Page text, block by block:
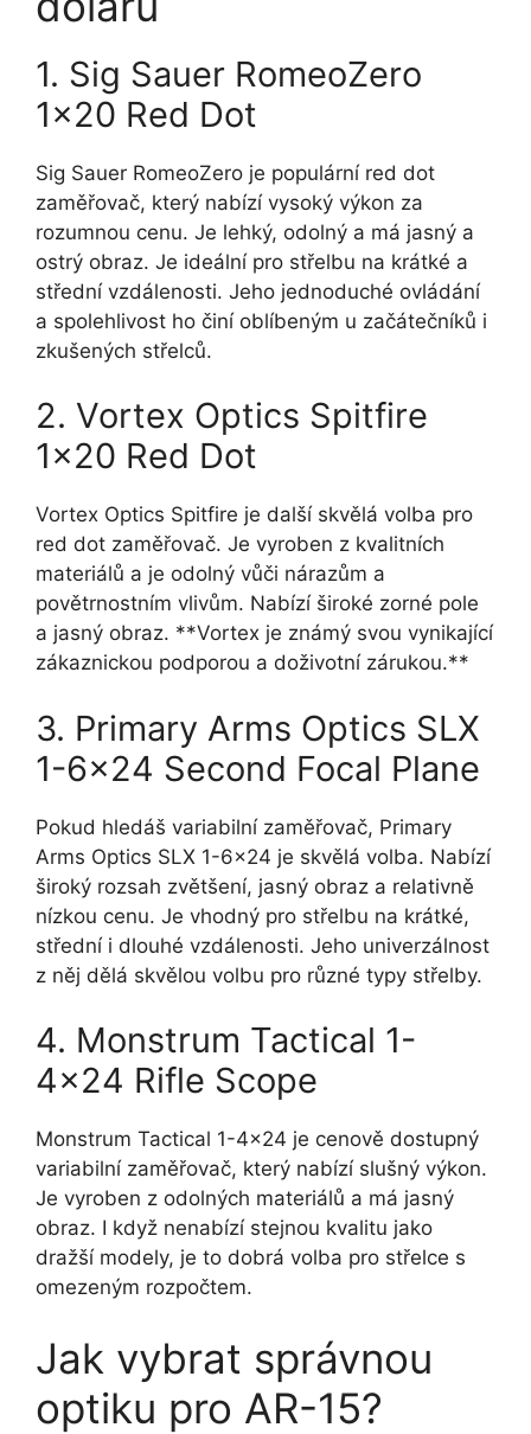
1. Sig Sauer RomeoZero
1×20 Red Dot
Sig Sauer RomeoZero je populární red dot
zaměřovač, který nabízí vysoký výkon za
rozumnou cenu. Je lehký, odolný a má jasný a
ostrý obraz. Je ideální pro střelbu na krátké a
střední vzdálenosti. Jeho jednoduché ovládání
a spolehlivost ho činí oblíbeným u začátečníků i
zkušených střelců.
2. Vortex Optics Spitfire
1×20 Red Dot
Vortex Optics Spitfire je další skvělá volba pro
red dot zaměřovač. Je vyroben z kvalitních
materiálů a je odolný vůči nárazům a
povětrnostním vlivům. Nabízí široké zorné pole
a jasný obraz. **Vortex je známý svou vynikající
zákaznickou podporou a doživotní zárukou.**
3. Primary Arms Optics SLX
1-6×24 Second Focal Plane
Pokud hledáš variabilní zaměřovač, Primary
Arms Optics SLX 1-6×24 je skvělá volba. Nabízí
široký rozsah zvětšení, jasný obraz a relativně
nízkou cenu. Je vhodný pro střelbu na krátké,
střední i dlouhé vzdálenosti. Jeho univerzálnost
z něj dělá skvělou volbu pro různé typy střelby.
4. Monstrum Tactical 1-
4×24 Rifle Scope
Monstrum Tactical 1-4×24 je cenově dostupný
variabilní zaměřovač, který nabízí slušný výkon.
Je vyroben z odolných materiálů a má jasný
obraz. I když nenabízí stejnou kvalitu jako
dražší modely, je to dobrá volba pro střelce s
omezeným rozpočtem.
Jak vybrat správnou
optiku pro AR-15?